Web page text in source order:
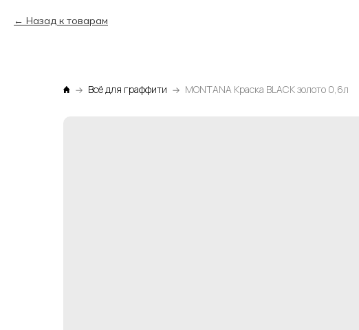
Назад к товарам
Всё для граффити MONTANA Краска BLACK золото 0,6л